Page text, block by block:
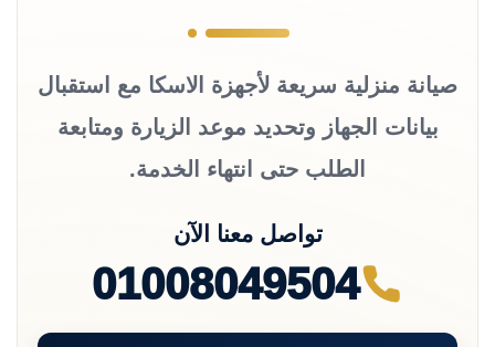
صيانة منزلية سريعة لأجهزة الاسكا مع استقبال
بيانات الجهاز وتحديد موعد الزيارة ومتابعة
الطلب حتى انتهاء الخدمة.
تواصل معنا الآن
01008049504